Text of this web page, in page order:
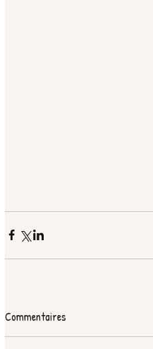
Commentaires